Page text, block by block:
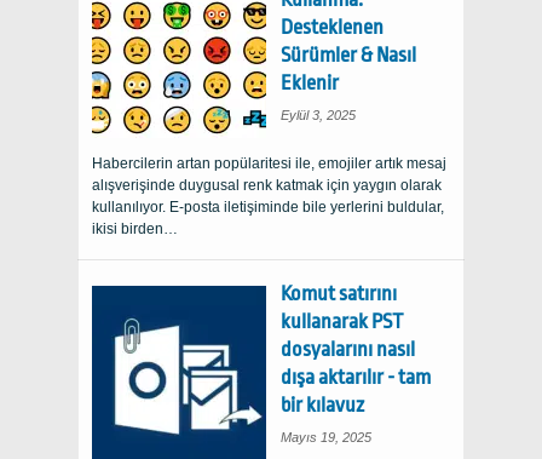
Desteklenen
Sürümler & Nasıl
Eklenir
Eylül 3, 2025
Habercilerin artan popülaritesi ile, emojiler artık mesaj
alışverişinde duygusal renk katmak için yaygın olarak
kullanılıyor. E-posta iletişiminde bile yerlerini buldular,
ikisi birden…
Komut satırını
kullanarak PST
dosyalarını nasıl
dışa aktarılır - tam
bir kılavuz
Mayıs 19, 2025